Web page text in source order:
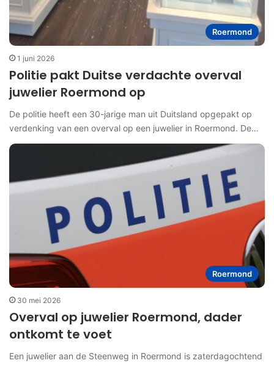
Roermond
1 juni 2026
Politie pakt Duitse verdachte overval
juwelier Roermond op
De politie heeft een 30-jarige man uit Duitsland opgepakt op
verdenking van een overval op een juwelier in Roermond. De…
Roermond
30 mei 2026
Overval op juwelier Roermond, dader
ontkomt te voet
Een juwelier aan de Steenweg in Roermond is zaterdagochtend